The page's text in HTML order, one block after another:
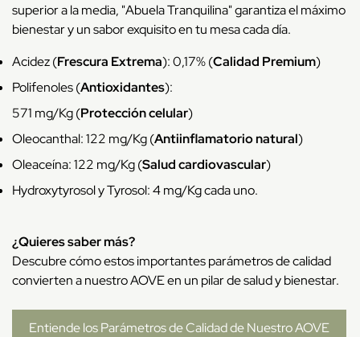
superior a la media, "Abuela Tranquilina" garantiza el máximo
bienestar y un sabor exquisito en tu mesa cada día.
Acidez (Frescura Extrema): 0,17% (Calidad Premium)
Polifenoles (Antioxidantes):
571 mg/Kg (Protección celular)
Oleocanthal: 122 mg/Kg (Antiinflamatorio natural)
Oleaceína: 122 mg/Kg (Salud cardiovascular)
Hydroxytyrosol y Tyrosol: 4 mg/Kg cada uno.
¿Quieres saber más?
Descubre cómo estos importantes parámetros de calidad
convierten a nuestro AOVE en un pilar de salud y bienestar.
Entiende los Parámetros de Calidad de Nuestro AOVE